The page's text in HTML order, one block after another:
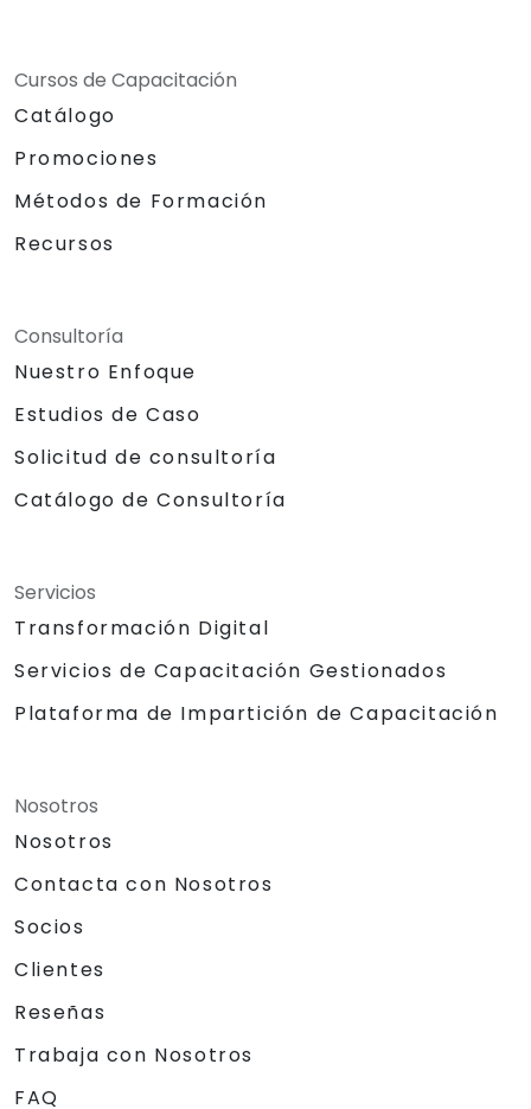
Cursos de Capacitación
Catálogo
Promociones
Métodos de Formación
Recursos
Consultoría
Nuestro Enfoque
Estudios de Caso
Solicitud de consultoría
Catálogo de Consultoría
Servicios
Transformación Digital
Servicios de Capacitación Gestionados
Plataforma de Impartición de Capacitación
Nosotros
Nosotros
Contacta con Nosotros
Socios
Clientes
Reseñas
Trabaja con Nosotros
FAQ